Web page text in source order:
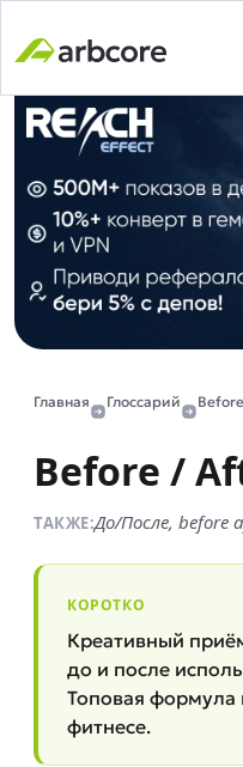
Главная Глоссарий
Before /
ТАКЖЕ:До/После, before
КОРОТКО
Креативный
до и после
Топовая формула
фитнесе.